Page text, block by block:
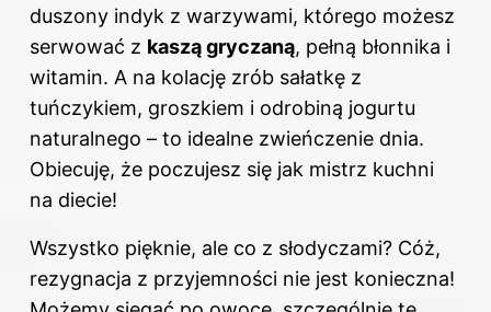
duszony indyk z warzywami, którego możesz
serwować z kaszą gryczaną, pełną błonnika i
witamin. A na kolację zrób sałatkę z
tuńczykiem, groszkiem i odrobiną jogurtu
naturalnego – to idealne zwieńczenie dnia.
Obiecuję, że poczujesz się jak mistrz kuchni
na diecie!
Wszystko pięknie, ale co z słodyczami? Cóż,
rezygnacja z przyjemności nie jest konieczna!